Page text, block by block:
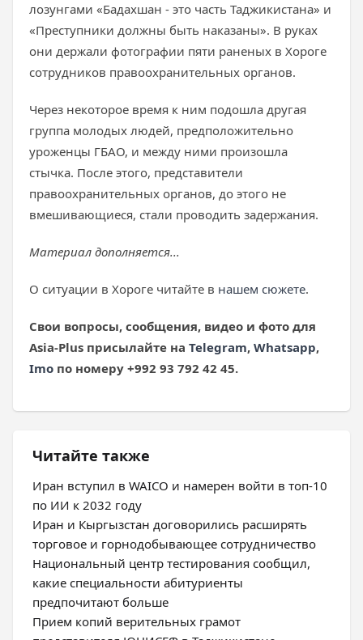
лозунгами «Бадахшан - это часть Таджикистана» и
«Преступники должны быть наказаны». В руках
они держали фотографии пяти раненых в Хороге
сотрудников правоохранительных органов.
Через некоторое время к ним подошла другая
группа молодых людей, предположительно
уроженцы ГБАО, и между ними произошла
стычка. После этого, представители
правоохранительных органов, до этого не
вмешивающиеся, стали проводить задержания.
Материал дополняется...
О ситуации в Хороге читайте в нашем сюжете.
Свои вопросы, сообщения, видео и фото для
Asia-Plus присылайте на Telegram, Whatsapp,
Imo по номеру +992 93 792 42 45.
Читайте также
Иран вступил в WAICO и намерен войти в топ-10
по ИИ к 2032 году
Иран и Кыргызстан договорились расширять
торговое и горнодобывающее сотрудничество
Национальный центр тестирования сообщил,
какие специальности абитуриенты
предпочитают больше
Прием копий верительных грамот